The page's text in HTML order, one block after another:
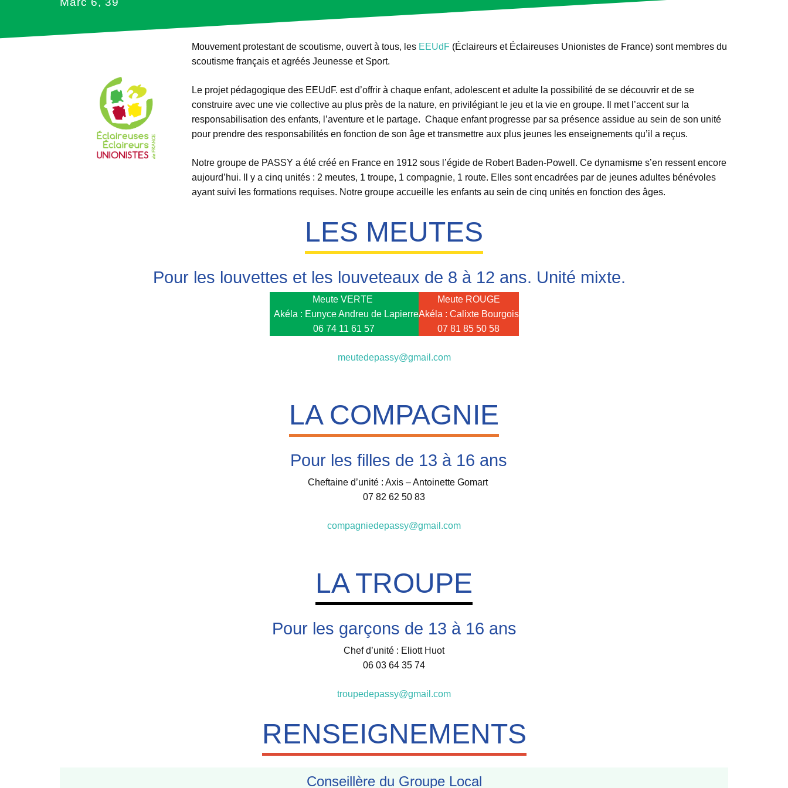
Mouvement protestant de scoutisme, ouvert à tous, les EEUdF (Éclaireurs et Éclaireuses Unionistes de France) sont membres du
scoutisme français et agréés Jeunesse et Sport.​
Le projet pédagogique des EEUdF. est d’offrir à chaque enfant, adolescent et adulte la possibilité de se découvrir et de se
construire avec une vie collective au plus près de la nature, en privilégiant le jeu et la vie en groupe. Il met l’accent sur la
responsabilisation des enfants, l’aventure et le partage. Chaque enfant progresse par sa présence assidue au sein de son unité
pour prendre des responsabilités en fonction de son âge et transmettre aux plus jeunes les enseignements qu’il a reçus.
Notre groupe de PASSY a été créé en France en 1912 sous l’égide de Robert Baden-Powell. Ce dynamisme s’en ressent encore
aujourd’hui. ⁠Il y a cinq unités : 2 meutes, 1 troupe, 1 compagnie, 1 route. Elles sont encadrées par de jeunes adultes bénévoles
ayant suivi les formations requises. Notre groupe accueille les enfants au sein de cinq unités en fonction des âges.
LES MEUTES
Pour les louvettes et les louveteaux de 8 à 12 ans. Unité mixte.
Meute VERTE
Akéla : Eunyce Andreu de Lapierre
06 74 11 61 57
Meute ROUGE
Akéla : Calixte Bourgois
07 81 85 50 58
meutedepassy@gmail.com
LA COMPAGNIE
Pour les filles de 13 à 16 ans
Cheftaine d’unité : Axis – Antoinette Gomart
07 82 62 50 83
compagniedepassy@gmail.com
LA TROUPE
Pour les garçons de 13 à 16 ans
Chef d’unité : Eliott Huot
06 03 64 35 74
troupedepassy@gmail.com
RENSEIGNEMENTS
Conseillère du Groupe Local